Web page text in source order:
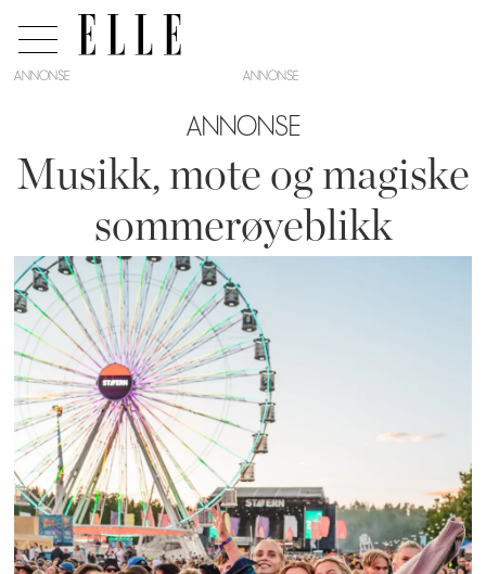
ANNONSE
ANNONSE
Musikk, mote og magiske
sommerøyeblikk